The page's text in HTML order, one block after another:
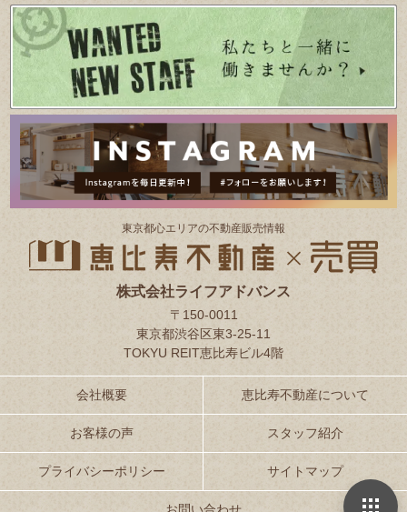
東京都⼼エリアの不動産販売情報
株式会社ライフアドバンス
〒150-0011
東京都渋谷区東3-25-11
TOKYU REIT恵比寿ビル4階
会社概要 恵比寿不動産について
お客様の声 スタッフ紹介
プライバシーポリシー サイトマップ
お問い合わせ